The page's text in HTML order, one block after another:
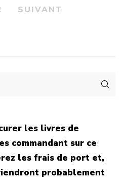
SUIVANT
les livres de
commandant sur ce
les frais de port et,
probablement